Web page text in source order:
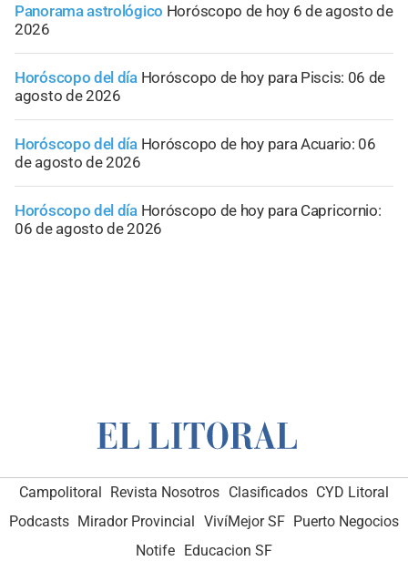
Panorama astrológico Horóscopo de hoy 6 de agosto de
2026
Horóscopo del día Horóscopo de hoy para Piscis: 06 de
agosto de 2026
Horóscopo del día Horóscopo de hoy para Acuario: 06
de agosto de 2026
Horóscopo del día Horóscopo de hoy para Capricornio:
06 de agosto de 2026
Campolitoral Revista Nosotros Clasificados CYD Litoral
Podcasts Mirador Provincial VivíMejor SF Puerto Negocios
Notife Educacion SF